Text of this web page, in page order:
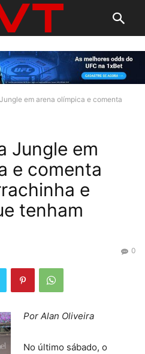
em arena olímpica e comenta
Jungle em
e comenta
e
tenham
0
Por Alan Oliveira
No último sábado, o